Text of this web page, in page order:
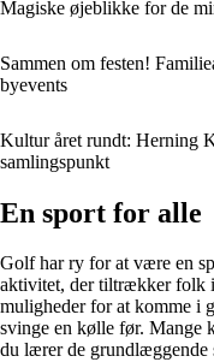
Magiske øjeblikke for de
Sammen om festen!
byevents
Kultur året rundt: Herning
samlingspunkt
En sport for alle
Golf har ry for at være en
aktivitet, der tiltrækker folk
muligheder for at komme i
svinge en kølle før. Mange
du lærer de grundlæggende